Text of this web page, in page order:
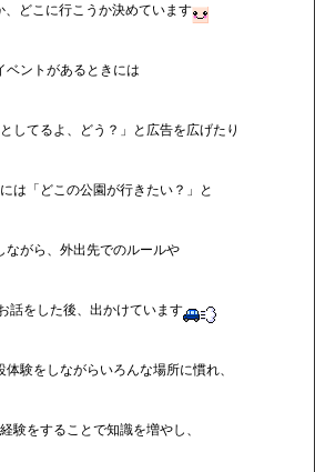
、どこに行こうか決めています
ベントがあるときには
してるよ、どう？」と広告を広げたり
は「どこの公園が行きたい？」と
ながら、外出先でのルールや
話をした後、出かけています
体験をしながらいろんな場所に慣れ、
験をすることで知識を増やし、